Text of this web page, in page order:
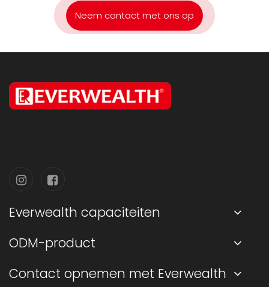
Neem contact met ons op
Everwealth capaciteiten
ODM-product
Contact opnemen met Everwealth